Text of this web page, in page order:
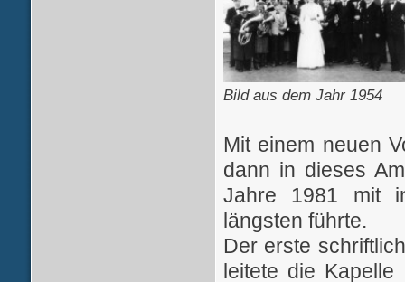
Bild aus dem Jahr 1954
Mit einem neuen
dann in dieses
Jahre 1981 mit
längsten führte.
Der erste
leitete die